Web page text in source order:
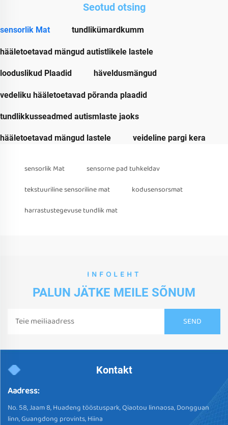
Seotud otsing
sensorlik Mat tundlikümardkumm
hääletoetavad mängud autistlikele lastele
looduslikud Plaadid häveldusmängud
vedeliku hääletoetavad põranda plaadid
tundlikkusseadmed autismlaste jaoks
hääletoetavad mängud lastele veideline pargi kera
sensorlik Mat
sensorne pad tuhkeldav
tekstuuriline sensoriline mat
kodusensorsmat
harrastustegevuse tundlik mat
INFOLEHT
PALUN JÄTKE MEILE SÕNUM
Kontakt
Aadress:
No. 58, Jaam 8, Huadeng tööstuspark, Qiaotou linnaosa, Dongguan
linn, Guangdong provints, Hiina